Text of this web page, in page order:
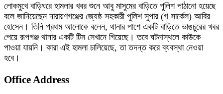
লোকমুখে বাড়িঘরে হামলার খবর শুনে আবু মাসুমের বাড়িতে পুলিশ পাঠানো হয়েছে
বলে জানিয়েছেন নারায়ণগঞ্জের জ্যেষ্ঠ সহকারী পুলিশ সুপার (গ সার্কেল) আবির
হোসেন। তিনি প্রথম আলোকে বলেন, থানার পাশে একটি বাড়িতে ভাঙচুরের খবর
পেয়ে রূপগঞ্জ থানার একটি টিম সেখানে গিয়েছে। তবে ঘটনাস্থলে কাউকে
পাওয়া যায়নি। কারা এই হামলা চালিয়েছে, তা তদন্ত করে ব্যবস্থা নেওয়া
হবে।
Office Address